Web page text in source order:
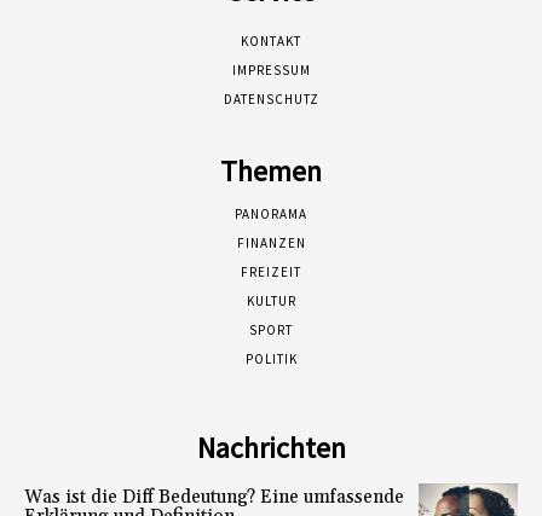
KONTAKT
IMPRESSUM
DATENSCHUTZ
Themen
PANORAMA
FINANZEN
FREIZEIT
KULTUR
SPORT
POLITIK
Nachrichten
Was ist die Diff Bedeutung? Eine umfassende